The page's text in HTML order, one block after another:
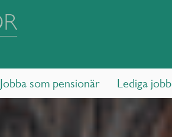
Jobba som pensionär Lediga jobb